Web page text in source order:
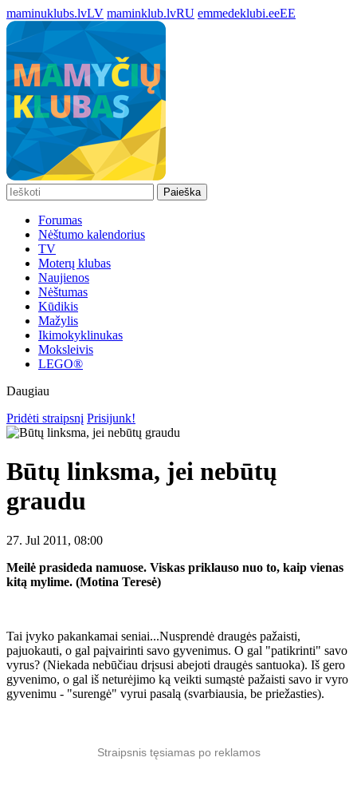
maminuklubs.lvLV maminklub.lvRU emmedeklubi.eeEE
Paieška
Forumas
Nėštumo kalendorius
TV
Moterų klubas
Naujienos
Nėštumas
Kūdikis
Mažylis
Ikimokyklinukas
Moksleivis
LEGO®
Daugiau
Pridėti straipsnį Prisijunk!
Būtų linksma, jei nebūtų
graudu
27. Jul 2011, 08:00
Meilė prasideda namuose. Viskas priklauso nuo to, kaip vienas
kitą mylime. (Motina Teresė)
Tai įvyko pakankamai seniai...Nusprendė draugės pažaisti,
pajuokauti, o gal paįvairinti savo gyvenimus. O gal "patikrinti" savo
vyrus? (Niekada nebūčiau drįsusi abejoti draugės santuoka). Iš gero
gyvenimo, o gal iš neturėjimo ką veikti sumąstė pažaisti savo ir vyro
gyvenimu - "surengė" vyrui pasalą (svarbiausia, be priežasties).
Straipsnis tęsiamas po reklamos